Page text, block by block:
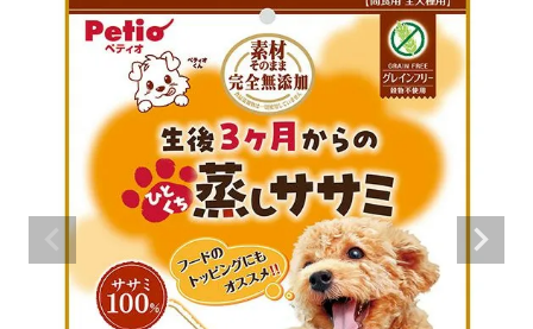
ブランド別に探す
目的別に探す
SNS
ご利用案内
ACCOUNT MENU
ようこそ ゲスト 様